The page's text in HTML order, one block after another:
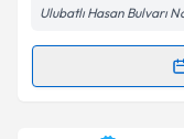
Kişisel
Metni'ni
Ulubatlı Hasan Bulvarı
Randevu